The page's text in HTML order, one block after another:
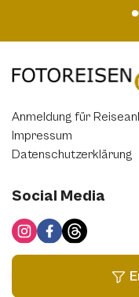
Anmeldung für
Impressum
Datenschutzerklärung
Social Media
© by fotoreisen.com